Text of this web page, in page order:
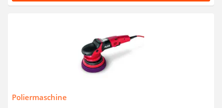
für ein Produkt aus unserer Vergleichstabelle und
dazu beitragen, Ihre allgemeine Fitness zu verbessern.
Poliermaschine